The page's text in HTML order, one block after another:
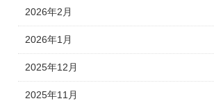
2026年2月
2026年1月
2025年12月
2025年11月